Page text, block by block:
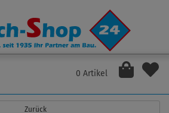
0 Artikel
Zurück